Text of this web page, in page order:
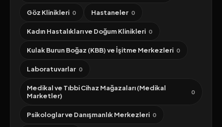
Göz Klinikleri 0 Hastaneler 0
Kadın Hastalıkları ve Doğum Klinikleri 0
Kulak Burun Boğaz (KBB) ve İşitme Merkezleri 0
Laboratuvarlar 0
Medikal ve Tıbbi Cihaz Mağazaları (Medikal
Marketler)
0
Psikologlar ve Danışmanlık Merkezleri 0